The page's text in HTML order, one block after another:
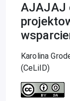
AJAJAJ
Karolina
(CeLiID)